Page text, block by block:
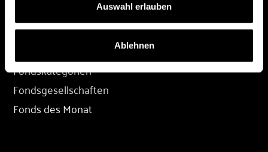
Auswahl erlauben
Ablehnen
FONDS
Fondskategorien
Fondsgesellschaften
Fonds des Monat